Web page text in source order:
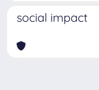
social impact